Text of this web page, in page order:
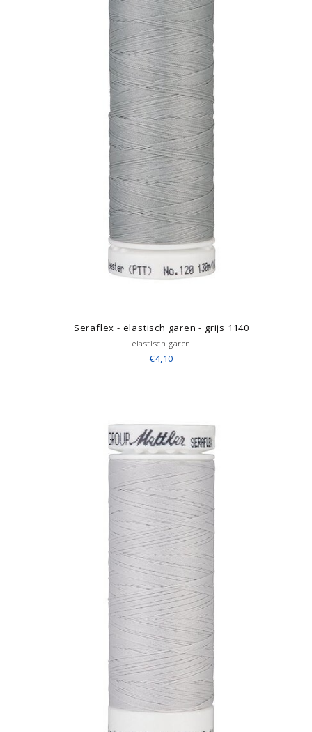
Seraflex - elastisch garen - grijs 1140
elastisch garen
€4,10